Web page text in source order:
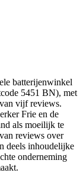
batterijenwinkel
5451 BN), met
vijf reviews.
Frie en de
als moeilijk te
reviews over
deels inhoudelijke
onderneming